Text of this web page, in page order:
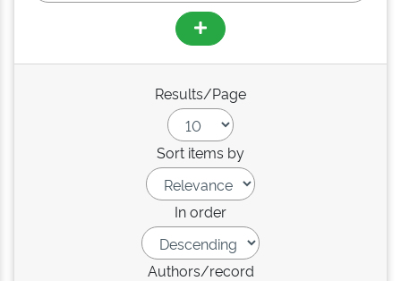
Results/Page
Sort items by
In order
Authors/record